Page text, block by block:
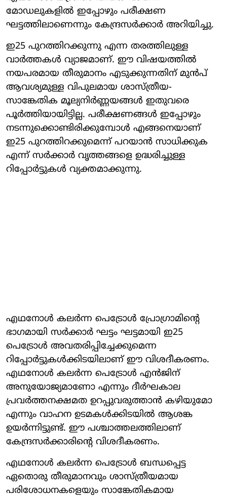
മോഡലുകളില്‍ ഇപ്പോഴും പരീക്ഷണ
ഘട്ടത്തിലാണെന്നും കേന്ദ്രസര്‍ക്കാര്‍ അറിയിച്ചു.
ഇ25 പുറത്തിറക്കുന്നു എന്ന തരത്തിലുള്ള
വാര്‍ത്തകള്‍ വ്യാജമാണ്. ഈ വിഷയത്തില്‍
നയപരമായ തീരുമാനം എടുക്കുന്നതിന് മുന്‍പ്
ആവശ്യമുള്ള വിപുലമായ ശാസ്ത്രീയ-
സാങ്കേതിക മൂല്യനിര്‍ണ്ണയങ്ങള്‍ ഇതുവരെ
പൂര്‍ത്തിയായിട്ടില്ല. പരീക്ഷണങ്ങള്‍ ഇപ്പോഴും
നടന്നുക്കൊണ്ടിരിക്കുമ്പോള്‍ എങ്ങനെയാണ്
ഇ25 പുറത്തിറക്കുമെന്ന് പറയാന്‍ സാധിക്കുക
എന്ന് സര്‍ക്കാര്‍ വൃത്തങ്ങളെ ഉദ്ധരിച്ചുള്ള
റിപ്പോര്‍ട്ടുകള്‍ വ്യക്തമാക്കുന്നു.
എഥനോള്‍ കലര്‍ന്ന പെട്രോള്‍ പ്രോഗ്രാമിന്റെ
ഭാഗമായി സര്‍ക്കാര്‍ ഘട്ടം ഘട്ടമായി ഇ25
പെട്രോള്‍ അവതരിപ്പിച്ചേക്കുമെന്ന
റിപ്പോര്‍ട്ടുകള്‍ക്കിടയിലാണ് ഈ വിശദീകരണം.
എഥനോള്‍ കലര്‍ന്ന പെട്രോള്‍ എന്‍ജിന്
അനുയോജ്യമാണോ എന്നും ദീര്‍ഘകാല
പ്രവര്‍ത്തനക്ഷമത ഉറപ്പുവരുത്താന്‍ കഴിയുമോ
എന്നും വാഹന ഉടമകള്‍ക്കിടയില്‍ ആശങ്ക
ഉയര്‍ന്നിട്ടുണ്ട്. ഈ പശ്ചാത്തലത്തിലാണ്
കേന്ദ്രസര്‍ക്കാരിന്റെ വിശദീകരണം.
എഥനോള്‍ കലര്‍ന്ന പെട്രോള്‍ ബന്ധപ്പെട്ട
ഏതൊരു തീരുമാനവും ശാസ്ത്രീയമായ
പരിശോധനകളെയും സാങ്കേതികമായ